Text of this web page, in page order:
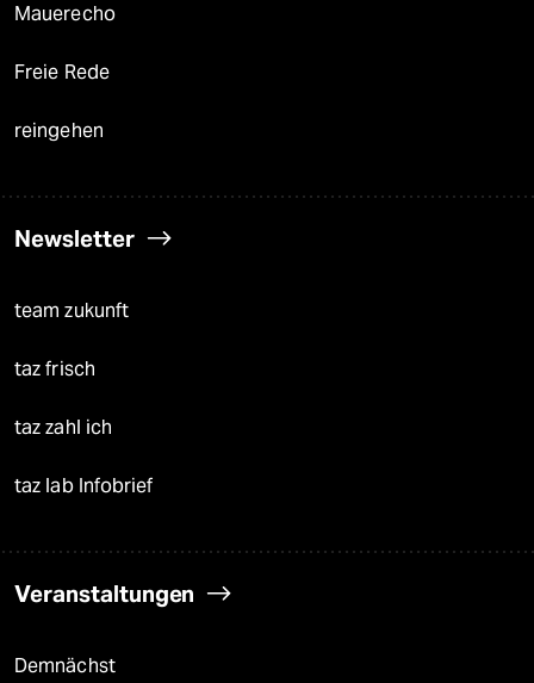
Mauerecho
Freie Rede
reingehen
Newsletter
team zukunft
taz frisch
taz zahl ich
taz lab Infobrief
Veranstaltungen
Demnächst